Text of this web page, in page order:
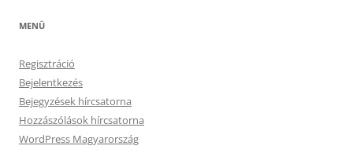
MENÜ
Regisztráció
Bejelentkezés
Bejegyzések hírcsatorna
Hozzászólások hírcsatorna
WordPress Magyarország